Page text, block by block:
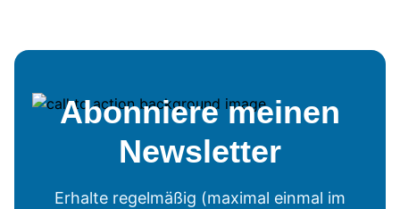
Abonniere meinen
Newsletter
Erhalte regelmäßig (maximal einmal im